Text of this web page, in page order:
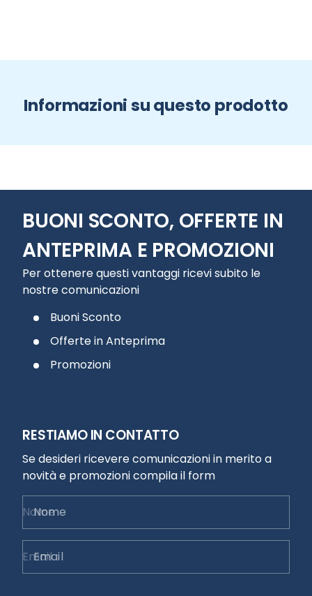
Informazioni su questo prodotto
BUONI SCONTO, OFFERTE IN
ANTEPRIMA E PROMOZIONI
Per ottenere questi vantaggi ricevi subito le
nostre comunicazioni
Buoni Sconto
Offerte in Anteprima
Promozioni
RESTIAMO IN CONTATTO
Se desideri ricevere comunicazioni in merito a
novità e promozioni compila il form
Nome
Email